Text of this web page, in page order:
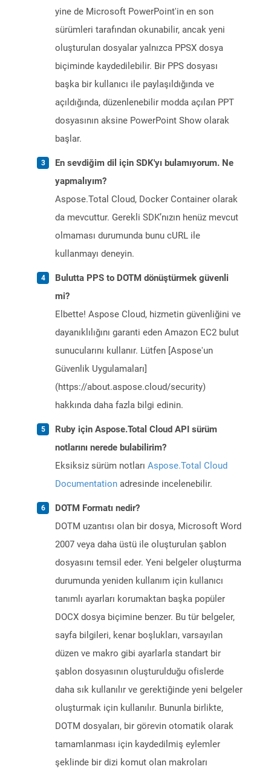
yine de Microsoft PowerPoint'in en son
sürümleri tarafından okunabilir, ancak yeni
oluşturulan dosyalar yalnızca PPSX dosya
biçiminde kaydedilebilir. Bir PPS dosyası
başka bir kullanıcı ile paylaşıldığında ve
açıldığında, düzenlenebilir modda açılan PPT
dosyasının aksine PowerPoint Show olarak
başlar.
En sevdiğim dil için SDK'yı bulamıyorum. Ne
yapmalıyım?
Aspose.Total Cloud, Docker Container olarak
da mevcuttur. Gerekli SDK’nızın henüz mevcut
olmaması durumunda bunu cURL ile
kullanmayı deneyin.
Bulutta PPS to DOTM dönüştürmek güvenli
mi?
Elbette! Aspose Cloud, hizmetin güvenliğini ve
dayanıklılığını garanti eden Amazon EC2 bulut
sunucularını kullanır. Lütfen [Aspose'un
Güvenlik Uygulamaları]
(https://about.aspose.cloud/security)
hakkında daha fazla bilgi edinin.
Ruby için Aspose.Total Cloud API sürüm
notlarını nerede bulabilirim?
Eksiksiz sürüm notları Aspose.Total Cloud
Documentation adresinde incelenebilir.
DOTM Formatı nedir?
DOTM uzantısı olan bir dosya, Microsoft Word
2007 veya daha üstü ile oluşturulan şablon
dosyasını temsil eder. Yeni belgeler oluşturma
durumunda yeniden kullanım için kullanıcı
tanımlı ayarları korumaktan başka popüler
DOCX dosya biçimine benzer. Bu tür belgeler,
sayfa bilgileri, kenar boşlukları, varsayılan
düzen ve makro gibi ayarlarla standart bir
şablon dosyasının oluşturulduğu ofislerde
daha sık kullanılır ve gerektiğinde yeni belgeler
oluşturmak için kullanılır. Bununla birlikte,
DOTM dosyaları, bir görevin otomatik olarak
tamamlanması için kaydedilmiş eylemler
şeklinde bir dizi komut olan makroları